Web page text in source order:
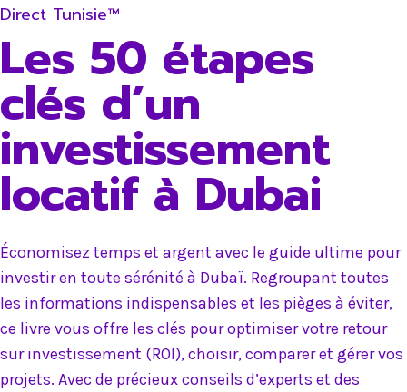
Direct Tunisie™
Les 50 étapes
clés d’un
investissement
locatif à Dubai
Économisez temps et argent avec le guide ultime pour
investir en toute sérénité à Dubaï. Regroupant toutes
les informations indispensables et les pièges à éviter,
ce livre vous offre les clés pour optimiser votre retour
sur investissement (ROI), choisir, comparer et gérer vos
projets. Avec de précieux conseils d’experts et des